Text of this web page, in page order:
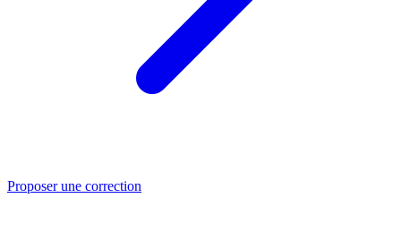
Proposer une correction